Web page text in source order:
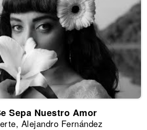
Sepa Nuestro Amor
Alejandro Fernández